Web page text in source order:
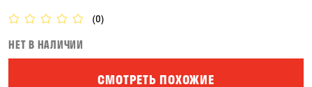
(0)
НЕТ В НАЛИЧИИ
СМОТРЕТЬ ПОХОЖИЕ